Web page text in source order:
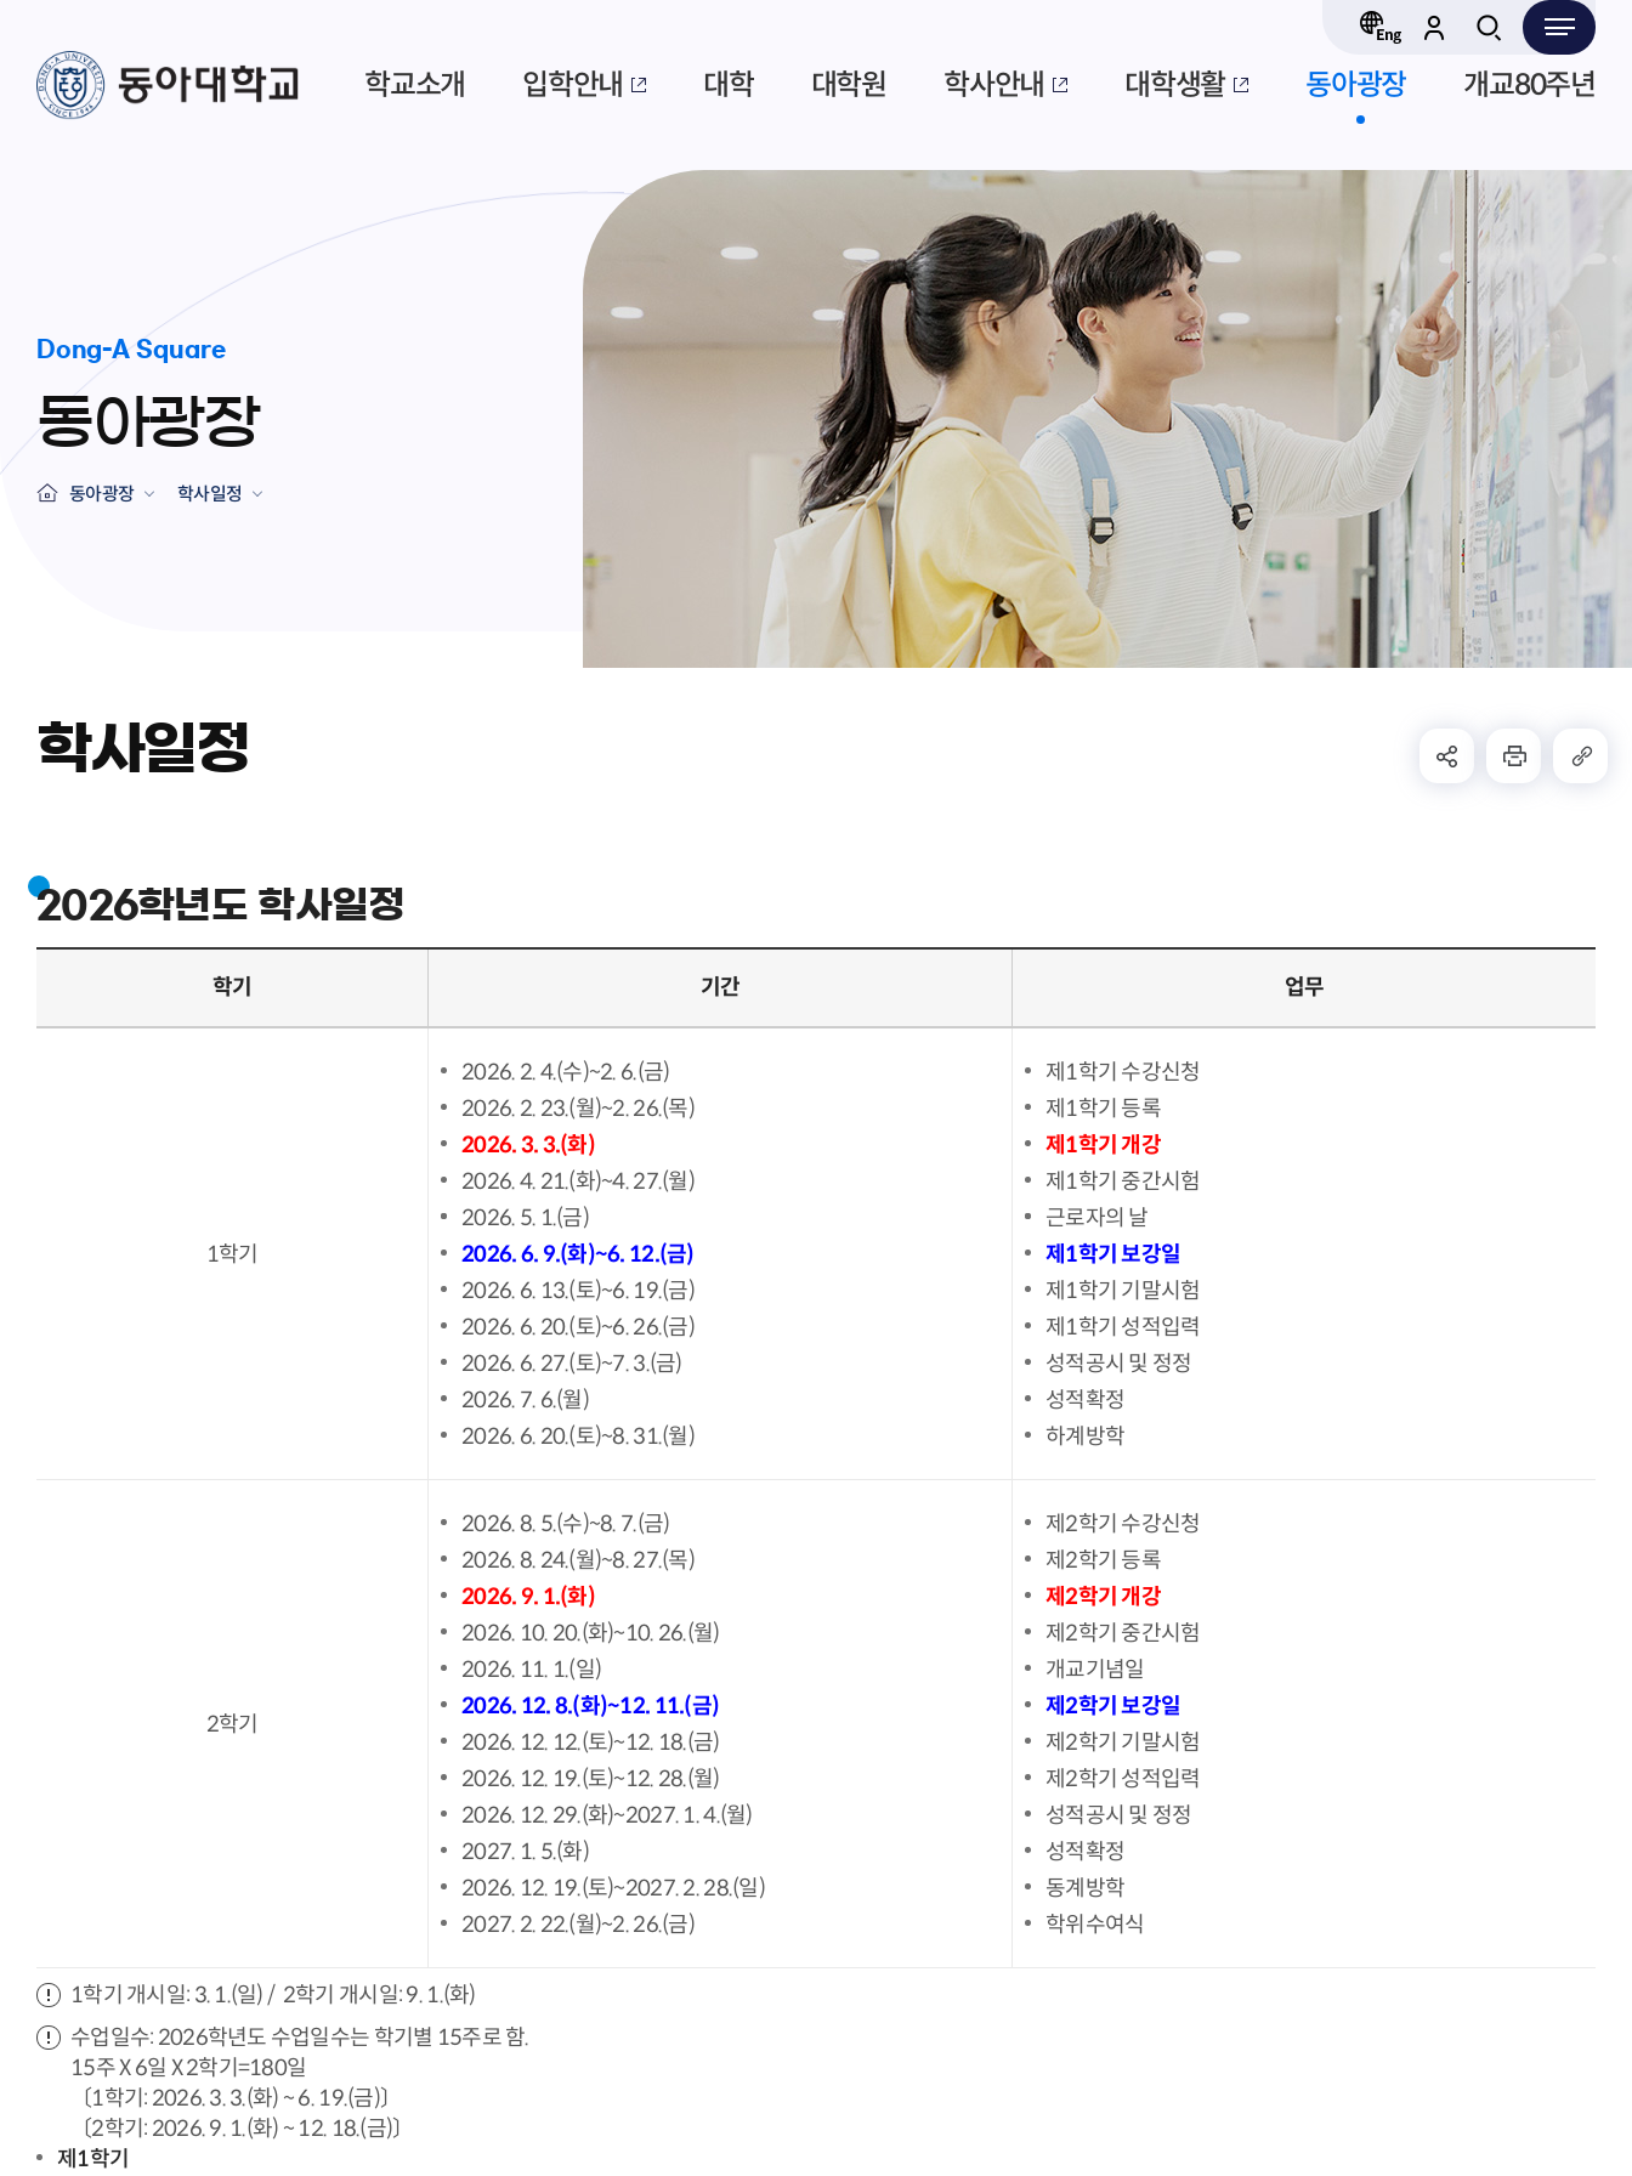
학교소개 입학안내 대학 대학원 학사안내 대학생활 동아광장 개교80주년
Dong-A Square
동아광장
동아광장 학사일정
학사일정
2026학년도 학사일정
학기 기간 업무
1학기
2026. 2. 4.(수)~2. 6.(금)
2026. 2. 23.(월)~2. 26.(목)
2026. 3. 3.(화)
2026. 4. 21.(화)~4. 27.(월)
2026. 5. 1.(금)
2026. 6. 9.(화)~6. 12.(금)
2026. 6. 13.(토)~6. 19.(금)
2026. 6. 20.(토)~6. 26.(금)
2026. 6. 27.(토)~7. 3.(금)
2026. 7. 6.(월)
2026. 6. 20.(토)~8. 31.(월)
제1학기 수강신청
제1학기 등록
제1학기 개강
제1학기 중간시험
근로자의 날
제1학기 보강일
제1학기 기말시험
제1학기 성적입력
성적공시 및 정정
성적확정
하계방학
2학기
2026. 8. 5.(수)~8. 7.(금)
2026. 8. 24.(월)~8. 27.(목)
2026. 9. 1.(화)
2026. 10. 20.(화)~10. 26.(월)
2026. 11. 1.(일)
2026. 12. 8.(화)~12. 11.(금)
2026. 12. 12.(토)~12. 18.(금)
2026. 12. 19.(토)~12. 28.(월)
2026. 12. 29.(화)~2027. 1. 4.(월)
2027. 1. 5.(화)
2026. 12. 19.(토)~2027. 2. 28.(일)
2027. 2. 22.(월)~2. 26.(금)
제2학기 수강신청
제2학기 등록
제2학기 개강
제2학기 중간시험
개교기념일
제2학기 보강일
제2학기 기말시험
제2학기 성적입력
성적공시 및 정정
성적확정
동계방학
학위수여식
1학기 개시일: 3. 1.(일) / 2학기 개시일: 9. 1.(화)
수업일수: 2026학년도 수업일수는 학기별 15주로 함.
15주 X 6일 X 2학기=180일
〔1학기: 2026. 3. 3.(화) ~ 6. 19.(금)〕
〔2학기: 2026. 9. 1.(화) ~ 12. 18.(금)〕
제1학기